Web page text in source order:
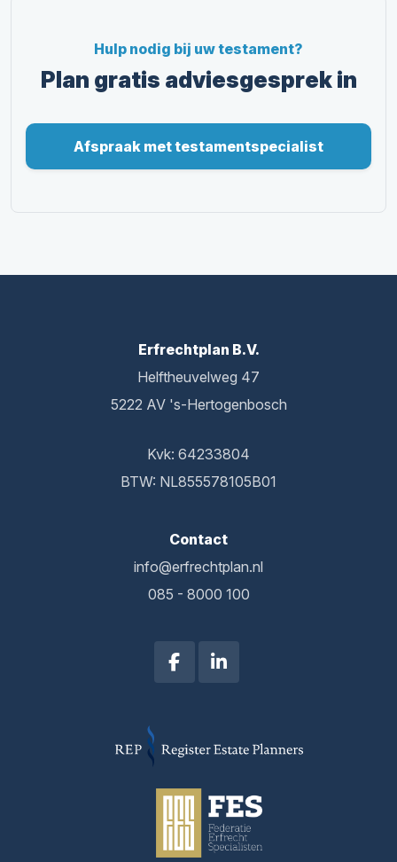
Hulp nodig bij uw testament?
Plan gratis adviesgesprek in
Afspraak met testamentspecialist
Erfrechtplan B.V.
Helftheuvelweg 47
5222 AV 's-Hertogenbosch
Kvk: 64233804
BTW: NL855578105B01
Contact
info@erfrechtplan.nl
085 - 8000 100